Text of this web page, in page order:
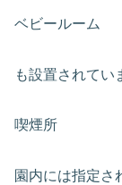
ベビールーム
も設置されてい
喫煙所
園内には指定さ